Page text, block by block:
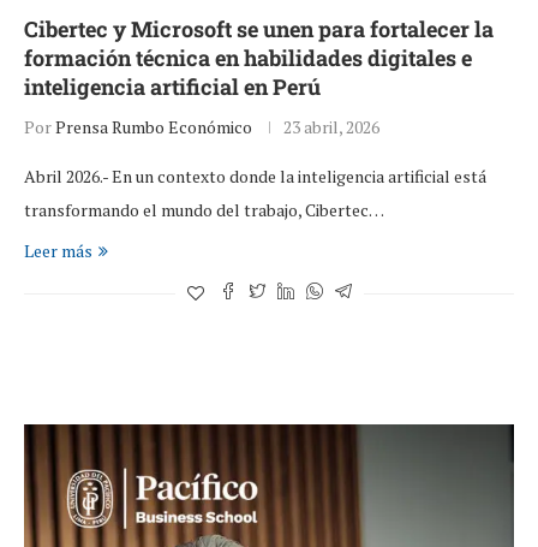
Cibertec y Microsoft se unen para fortalecer la
formación técnica en habilidades digitales e
inteligencia artificial en Perú
PorPrensa Rumbo Económico 23 abril, 2026
Abril 2026.- En un contexto donde la inteligencia artificial está
transformando el mundo del trabajo, Cibertec…
Leer más